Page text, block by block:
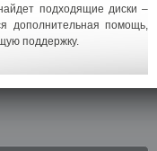
подходящие диски –
дополнительная помощь,
поддержку.